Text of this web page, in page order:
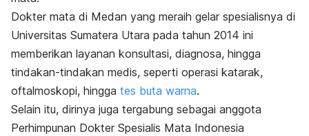
Dokter mata di Medan yang meraih gelar spesialisnya di
Universitas Sumatera Utara pada tahun 2014 ini
memberikan layanan konsultasi, diagnosa, hingga
tindakan-tindakan medis, seperti operasi katarak,
oftalmoskopi, hingga tes buta warna.
Selain itu, dirinya juga tergabung sebagai anggota
Perhimpunan Dokter Spesialis Mata Indonesia